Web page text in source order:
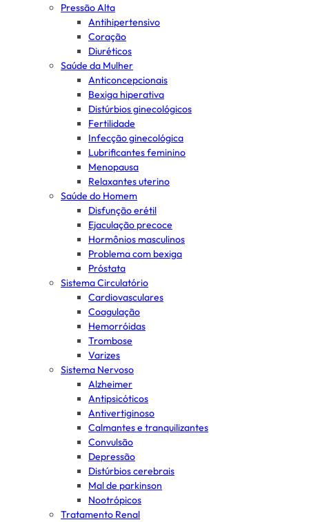
Pressão Alta
Antihipertensivo
Coração
Diuréticos
Saúde da Mulher
Anticoncepcionais
Bexiga hiperativa
Distúrbios ginecológicos
Fertilidade
Infecção ginecológica
Lubrificantes feminino
Menopausa
Relaxantes uterino
Saúde do Homem
Disfunção erétil
Ejaculação precoce
Hormônios masculinos
Problema com bexiga
Próstata
Sistema Circulatório
Cardiovasculares
Coagulação
Hemorróidas
Trombose
Varizes
Sistema Nervoso
Alzheimer
Antipsicóticos
Antivertiginoso
Calmantes e tranquilizantes
Convulsão
Depressão
Distúrbios cerebrais
Mal de parkinson
Nootrópicos
Tratamento Renal